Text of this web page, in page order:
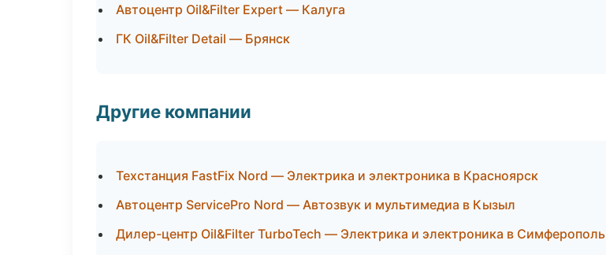
Автоцентр Oil&Filter Expert — Калуга
ГК Oil&Filter Detail — Брянск
Другие компании
Техстанция FastFix Nord — Электрика и электроника в Красноярск
Автоцентр ServicePro Nord — Автозвук и мультимедиа в Кызыл
Дилер-центр Oil&Filter TurboTech — Электрика и электроника в Симферополь